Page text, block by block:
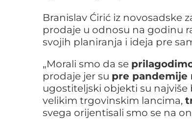
Branislav Ćirić iz novosadske
prodaje u odnosu na godinu
svojih planiranja i ideja pre
„Morali smo da se
prodaje jer su pre pandemije
ugostiteljski objekti su
velikim trgovinskim lancima,
svega orijentisali smo se na